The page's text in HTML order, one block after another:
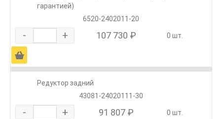
гарантией)
6520-2402011-20
- + 107 730 ₽ 0 шт.
Ä
Редуктор задний
43081-24020111-30
- + 91 807 ₽ 0 шт.